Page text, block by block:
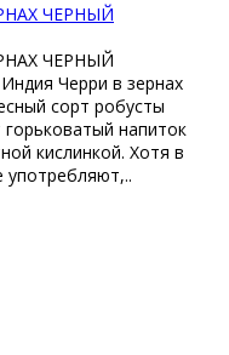
ЧЕРНЫЙ
ЧЕРНЫЙ
Черри в зернах
сорт робусты
напиток
кислинкой. Хотя в
употребляют,..